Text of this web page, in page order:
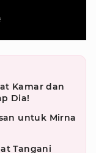
Kamar dan
Dia!
untuk Mirna
Tangani